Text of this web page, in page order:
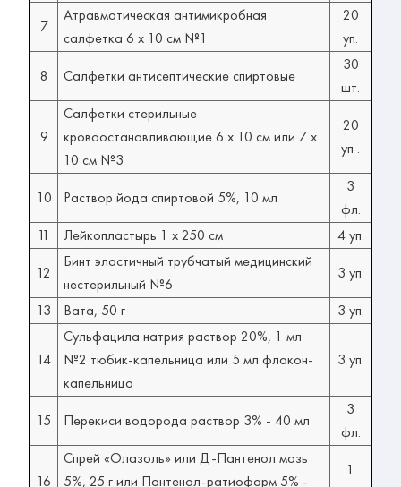
7
Атравматическая антимикробная
салфетка 6 x 10 см №1
20
уп.
8
Салфетки антисептические спиртовые
30
шт.
9
Салфетки стерильные
кровоостанавливающие 6 х 10 см или 7 x
10 см №3
20
уп .
10 Раствор йода спиртовой 5%, 10 мл
3
фл.
11
Лейкопластырь 1 х 250 см
4 уп.
12
Бинт эластичный трубчатый медицинский
нестерильный №6
3 уп.
13
Вата, 50 г 3 уп.
14
Сульфацила натрия раствор 20%, 1 мл
№2 тюбик-капельница или 5 мл флакон-
капельница
3 уп.
15 Перекиси водорода раствор 3% - 40 мл
3
фл.
16
Спрей «Олазоль» или Д-Пантенол мазь
5%, 25 г или Пантенол-ратиофарм 5% -
1